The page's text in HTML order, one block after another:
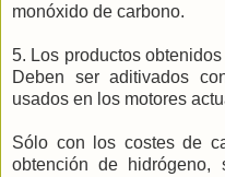
monóxido de carbono.
5. Los productos
Deben ser aditivados
usados en los motores
Sólo con los costes de
obtención de